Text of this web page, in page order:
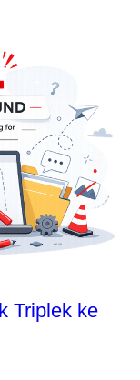
Triplek ke